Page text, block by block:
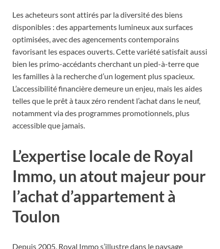
Les acheteurs sont attirés par la diversité des biens
disponibles : des appartements lumineux aux surfaces
optimisées, avec des agencements contemporains
favorisant les espaces ouverts. Cette variété satisfait aussi
bien les primo-accédants cherchant un pied-à-terre que
les familles à la recherche d’un logement plus spacieux.
L’accessibilité financière demeure un enjeu, mais les aides
telles que le prêt à taux zéro rendent l’achat dans le neuf,
notamment via des programmes promotionnels, plus
accessible que jamais.
L’expertise locale de Royal
Immo, un atout majeur pour
l’achat d’appartement à
Toulon
Depuis 2005, Royal Immo s’illustre dans le paysage